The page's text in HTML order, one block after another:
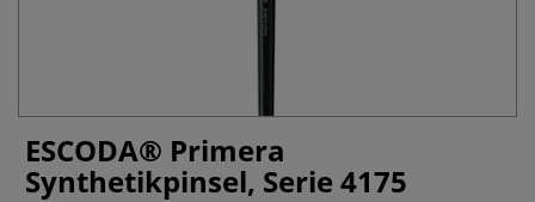
ESCODA® Primera
Synthetikpinsel, Serie 4175